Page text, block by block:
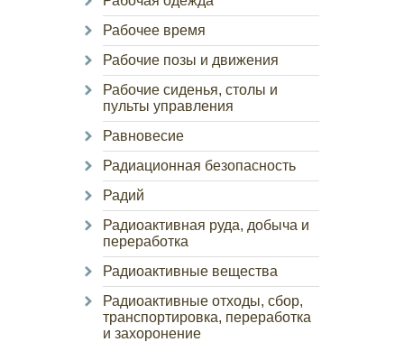
Рабочее время
Рабочие позы и движения
Рабочие сиденья, столы и
пульты управления
Равновесие
Радиационная безопасность
Радий
Радиоактивная руда, добыча и
переработка
Радиоактивные вещества
Радиоактивные отходы, сбор,
транспортировка, переработка
и захоронение